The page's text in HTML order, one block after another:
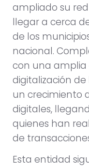
ampliado su
llegar a cerca
de los
nacional.
con una amplia
digitalización
un crecimiento
digitales,
quienes han
de
Esta entidad